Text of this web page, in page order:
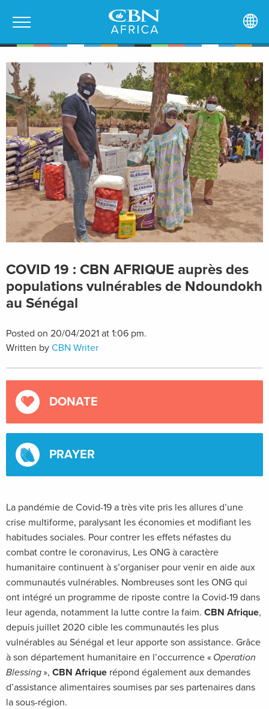
COVID 19 : CBN AFRIQUE auprès des
populations vulnérables de Ndoundokh
au Sénégal
Posted on 20/04/2021 at 1:06 pm.
Written by CBN Writer
DONATE
PRAYER
La pandémie de Covid-19 a très vite pris les allures d’une
crise multiforme, paralysant les économies et modifiant les
habitudes sociales. Pour contrer les effets néfastes du
combat contre le coronavirus, Les ONG à caractère
humanitaire continuent à s’organiser pour venir en aide aux
communautés vulnérables. Nombreuses sont les ONG qui
ont intégré un programme de riposte contre la Covid-19 dans
leur agenda, notamment la lutte contre la faim. CBN Afrique,
depuis juillet 2020 cible les communautés les plus
vulnérables au Sénégal et leur apporte son assistance. Grâce
à son département humanitaire en l’occurrence « Operation
Blessing», CBN Afrique répond également aux demandes
d’assistance alimentaires soumises par ses partenaires dans
la sous-région.